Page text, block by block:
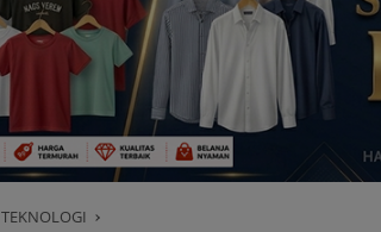
TEKNOLOGI